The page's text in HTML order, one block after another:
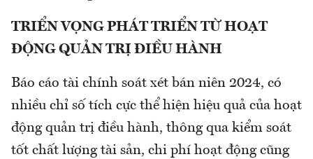
TRIỂN VỌNG PHÁT TRIỂN TỪ HOẠT
ĐỘNG QUẢN TRỊ ĐIỀU HÀNH
Báo cáo tài chính soát xét bán niên 2024, có
nhiều chỉ số tích cực thể hiện hiệu quả của hoạt
động quản trị điều hành, thông qua kiểm soát
tốt chất lượng tài sản, chi phí hoạt động cũng